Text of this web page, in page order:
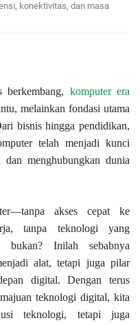
konektivitas, dan masa
berkembang, komputer era
melainkan fondasi utama
bisnis hingga pendidikan,
telah menjadi kunci
dan menghubungkan dunia
akses cepat ke
tanpa teknologi yang
bukan? Inilah sebabnya
alat, tetapi juga pilar
digital. Dengan terus
teknologi digital, kita
teknologi, tetapi juga